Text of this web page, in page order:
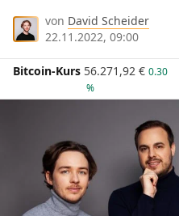
von David Scheider
22.11.2022, 09:00
Bitcoin-Kurs 56.271,92 € 0.30
%